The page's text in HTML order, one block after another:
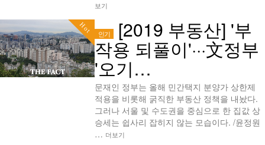
보기
Hot
인기 [2019 부동산] '부
작용 되풀이'···文정부
'오기…
문재인 정부는 올해 민간택지 분양가 상한제
적용을 비롯해 굵직한 부동산 정책을 내놨다.
그러나 서울 및 수도권을 중심으로 한 집값 상
승세는 쉽사리 잡히지 않는 모습이다. /윤정원
… 더보기